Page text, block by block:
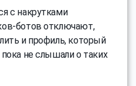
с накрутками
ботов отключают,
и профиль, который
не слышали о таких